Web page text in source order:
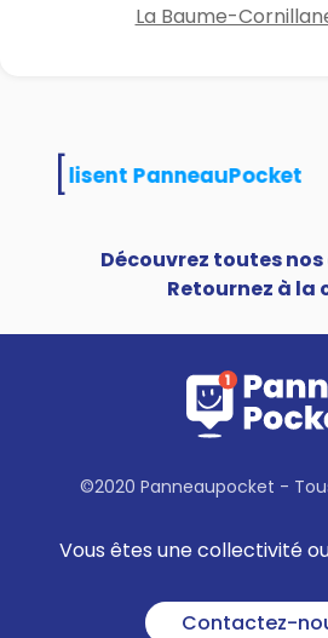
La Baume-
utilisent PanneauPocket
Découvrez toutes
Retournez à la
©2020 Panneaupocket -
Vous êtes une collectivité
Contactez-